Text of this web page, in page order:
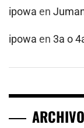
ipowa en
ipowa en 3a o